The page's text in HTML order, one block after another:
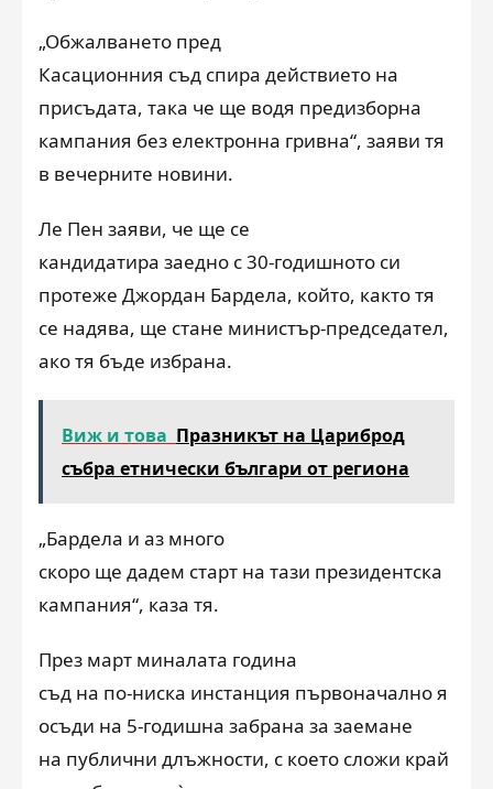
„Обжалването пред
Касационния съд спира действието на
присъдата, така че ще водя предизборна
кампания без електронна гривна“, заяви тя
в вечерните новини.
Ле Пен заяви, че ще се
кандидатира заедно с 30-годишното си
протеже Джордан Бардела, който, както тя
се надява, ще стане министър-председател,
ако тя бъде избрана.
Виж и това Празникът на Цариброд
събра етнически българи от региона
„Бардела и аз много
скоро ще дадем старт на тази президентска
кампания“, каза тя.
През март миналата година
съд на по-ниска инстанция първоначално я
осъди на 5-годишна забрана за заемане
на публични длъжности, с което сложи край